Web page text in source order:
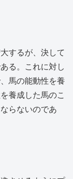
するが、決して
る。これに対し
馬の能動性を養
養成した馬のこ
らないのであ